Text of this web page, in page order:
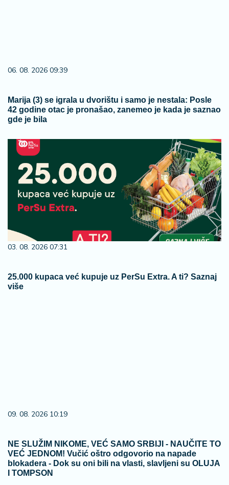
06. 08. 2026 09:39
Marija (3) se igrala u dvorištu i samo je nestala: Posle
42 godine otac je pronašao, zanemeo je kada je saznao
gde je bila
03. 08. 2026 07:31
25.000 kupaca već kupuje uz PerSu Extra. A ti? Saznaj
više
09. 08. 2026 10:19
NE SLUŽIM NIKOME, VEĆ SAMO SRBIJI - NAUČITE TO
VEĆ JEDNOM! Vučić oštro odgovorio na napade
blokadera - Dok su oni bili na vlasti, slavljeni su OLUJA
I TOMPSON